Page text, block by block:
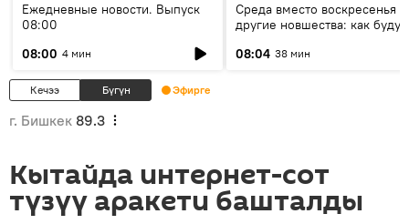
Ежедневные новости. Выпуск
08:00
08:00 4 мин
Среда вместо воскресенья и
другие новшества: как будут
08:04 38 мин
Кечээ Бүгүн Эфирге
г. Бишкек 89.3
Кытайда интернет-сот
түзүү аракети башталды